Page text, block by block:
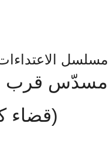
مسلسل
مسدّس قرب
(قضاء